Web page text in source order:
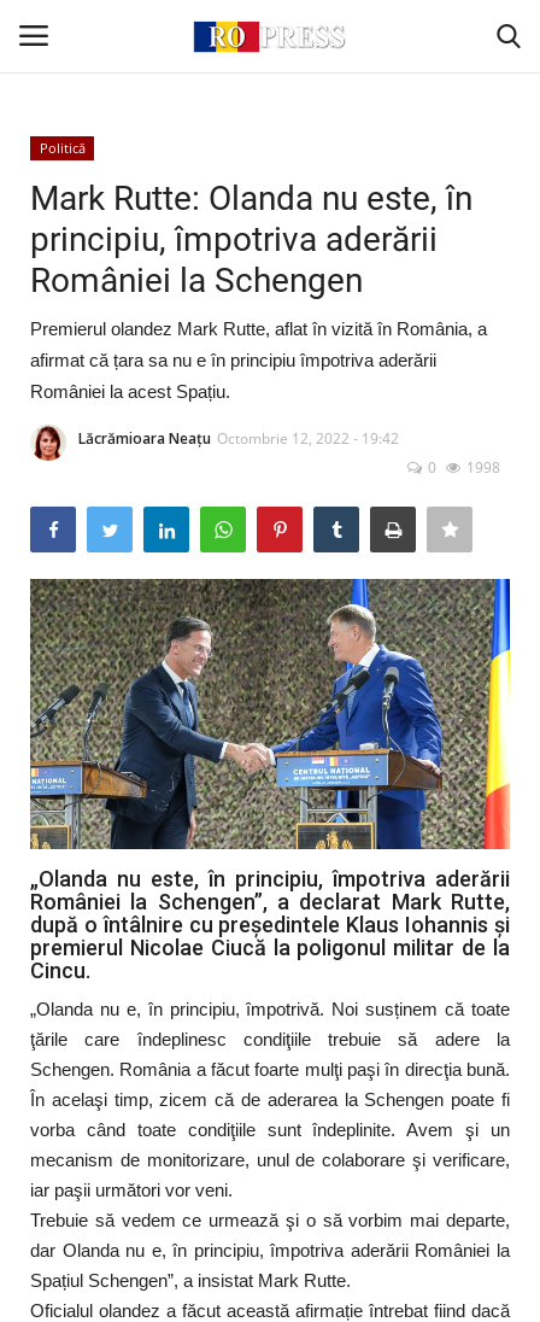
Conectare
Acasă
Intern
Extern
Politică
Socio-Economic
Monden
Artă & Cultură
Sănătate
Turism
Politică
Mark Rutte: Olanda nu este, în
principiu, împotriva aderării
României la Schengen
Premierul olandez Mark Rutte, aflat în vizită în România, a
afirmat că țara sa nu e în principiu împotriva aderării
României la acest Spațiu.
Lăcrămioara Neațu Octombrie 12, 2022 - 19:42
0
1998
„Olanda nu este, în principiu, împotriva aderării
României la Schengen”, a declarat Mark Rutte,
după o întâlnire cu președintele Klaus Iohannis și
premierul Nicolae Ciucă la poligonul militar de la
Cincu.
„Olanda nu e, în principiu, împotrivă. Noi susținem că toate
ţările care îndeplinesc condiţiile trebuie să adere la
Schengen. România a făcut foarte mulţi paşi în direcţia bună.
În acelaşi timp, zicem că de aderarea la Schengen poate fi
vorba când toate condiţiile sunt îndeplinite. Avem şi un
mecanism de monitorizare, unul de colaborare şi verificare,
iar paşii următori vor veni.
Trebuie să vedem ce urmează şi o să vorbim mai departe,
dar Olanda nu e, în principiu, împotriva aderării României la
Spațiul Schengen”, a insistat Mark Rutte.
Oficialul olandez a făcut această afirmație întrebat fiind dacă